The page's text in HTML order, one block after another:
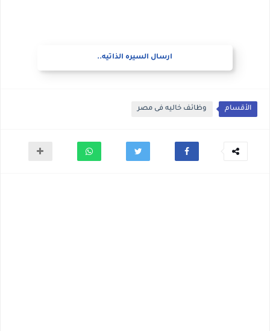
ارسال السيره الذاتيه..
الأقسام وظائف خاليه فى مصر